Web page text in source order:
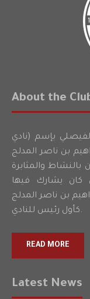
About the
هـ النادي الفيصلي بإسم (نادي
بن ناصر المدلج
بالنشاط والمثابرة
كان يشارك فيها
بن ناصر المدلج
كأول رئيس للنادي.
READ MORE
Latest News